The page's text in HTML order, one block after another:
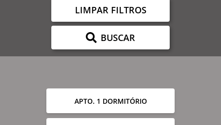
LIMPAR FILTROS
BUSCAR
APTO. 1 DORMITÓRIO